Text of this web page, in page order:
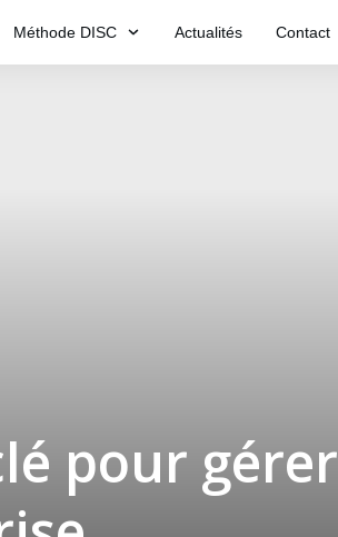
Méthode DISC Actualités Contact
pour gérer